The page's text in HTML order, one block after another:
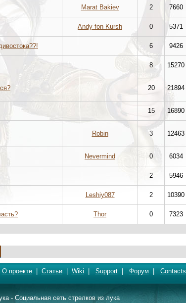
Marat Bakiev 2 7660
Andy fon Kursh 0 5371
6 9426
8 15270
20 21894
15 16890
Robin 3 12463
Nevermind 0 6034
2 5946
Leshiy087 2 10390
Thor 0 7323
О проекте| Статьи| Wiki Support| Форум Contacts
- Социальная сеть стрелков из лука